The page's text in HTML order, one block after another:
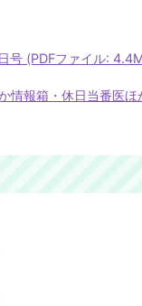
号 (PDFファイル:
情報箱・休日当番医